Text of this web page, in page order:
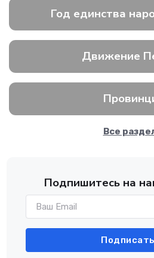
Год единства
Движение
Все
Подпишитесь на